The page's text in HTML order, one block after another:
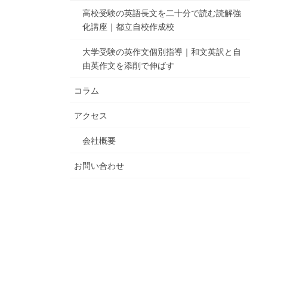
高校受験の英語長文を二十分で読む読解強
化講座｜都立自校作成校
大学受験の英作文個別指導｜和文英訳と自
由英作文を添削で伸ばす
コラム
アクセス
会社概要
お問い合わせ